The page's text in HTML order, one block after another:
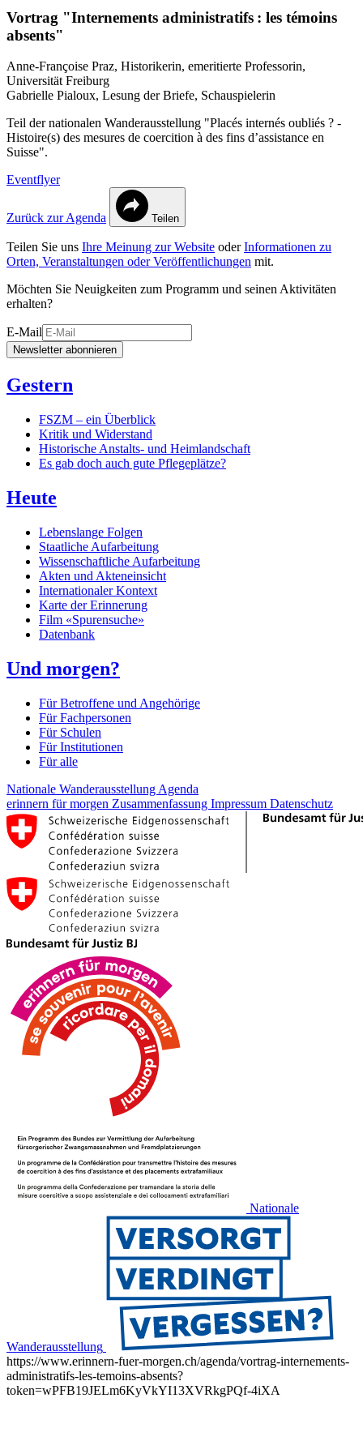
Vortrag "Internements administratifs : les témoins
absents"
Anne-Françoise Praz, Historikerin, emeritierte Professorin,
Universität Freiburg
Gabrielle Pialoux, Lesung der Briefe, Schauspielerin
Teil der nationalen Wanderausstellung "Placés internés oubliés ? -
Histoire(s) des mesures de coercition à des fins d’assistance en
Suisse".
Eventflyer
Zurück zur Agenda Teilen
Teilen Sie uns Ihre Meinung zur Website oderInformationen zu
Orten, Veranstaltungen oder Veröffentlichungen mit.
Möchten Sie Neuigkeiten zum Programm und seinen Aktivitäten
erhalten?
E-Mail
Newsletter abonnieren
Gestern
FSZM – ein Überblick
Kritik und Widerstand
Historische Anstalts- und Heimlandschaft
Es gab doch auch gute Pflegeplätze?
Heute
Lebenslange Folgen
Staatliche Aufarbeitung
Wissenschaftliche Aufarbeitung
Akten und Akteneinsicht
Internationaler Kontext
Karte der Erinnerung
Film «Spurensuche»
Datenbank
Und morgen?
Für Betroffene und Angehörige
Für Fachpersonen
Für Schulen
Für Institutionen
Für alle
Nationale Wanderausstellung Agenda
erinnern für morgen Zusammenfassung Impressum Datenschutz
Nationale
Wanderausstellung
https://www.erinnern-fuer-morgen.ch/agenda/vortrag-internements-
administratifs-les-temoins-absents?
token=wPFB19JELm6KyVkYI13XVRkgPQf-4iXA